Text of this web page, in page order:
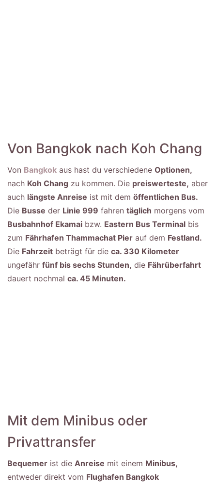
Von Bangkok nach Koh Chang
Von Bangkok aus hast du verschiedene Optionen,
nach Koh Chang zu kommen. Die preiswerteste, aber
auch längste Anreise ist mit dem öffentlichen Bus.
Die Busse der Linie 999 fahren täglich morgens vom
Busbahnhof Ekamai bzw. Eastern Bus Terminal bis
zum Fährhafen Thammachat Pier auf dem Festland.
Die Fahrzeit beträgt für die ca. 330 Kilometer
ungefähr fünf bis sechs Stunden, die Fährüberfahrt
dauert nochmal ca. 45 Minuten.
Mit dem Minibus oder
Privattransfer
Bequemer ist die Anreise mit einem Minibus,
entweder direkt vom Flughafen Bangkok